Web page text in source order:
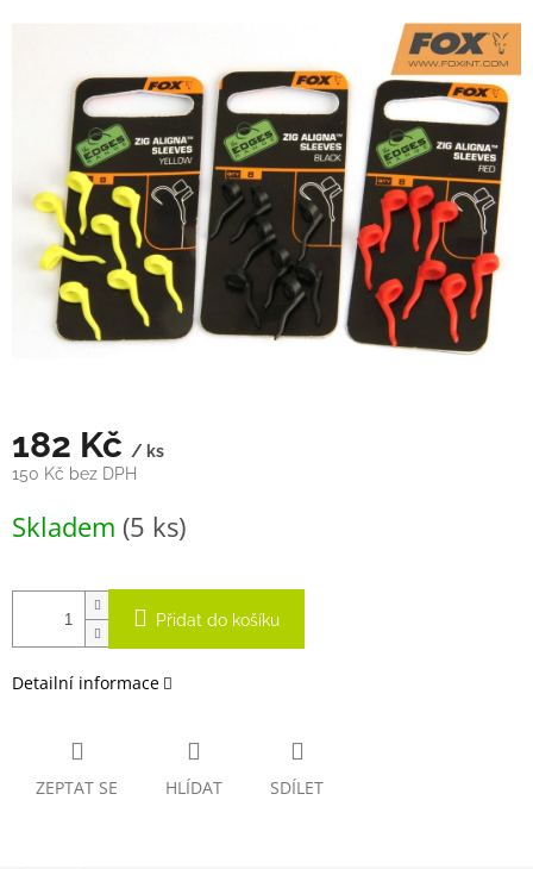
hvězdiček.
182 Kč / ks
150 Kč bez DPH
cena:
Skladem (5 ks)
Přidat do košíku
Detailní informace
ZEPTAT SE HLÍDAT SDÍLET